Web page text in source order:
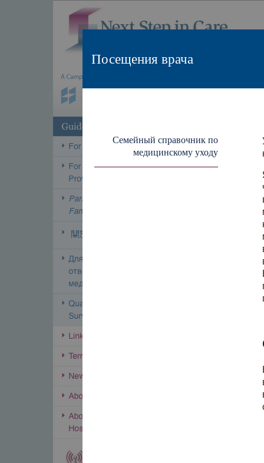
Посещения врача
Семейный справочник по
медицинскому уходу